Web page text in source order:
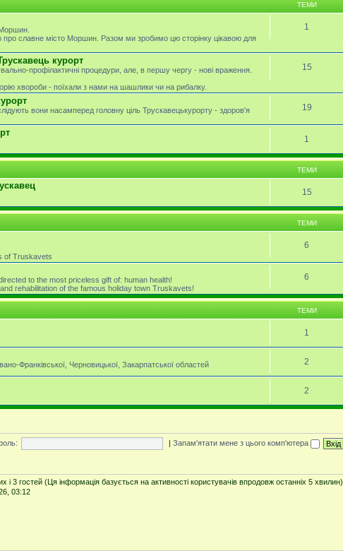
ТЕМИ
Моршин.
про славне місто Моршин. Разом ми зробимо цю сторінку цікавою для
1
курорт
профілактичні процедури, але, в першу чергу - нові враження.
хвороби - поїхали з нами на шашлики чи на рибалку.
15
вони насамперед головну ціль Трускавецькурорту - здоров'я
19
1
ТЕМИ
15
ТЕМИ
of Truskavets
6
to the most priceless gift of: human health!
rehabilitation of the famous holiday town Truskavets!
6
ТЕМИ
1
Франківської, Черновицької, Закарпатської областей 2
2
|Запам'ятати мене з цього комп'ютера
і 3 гостей (Ця інформація базується на активності користувачів впродовж останніх 5 хвилин)
03:12